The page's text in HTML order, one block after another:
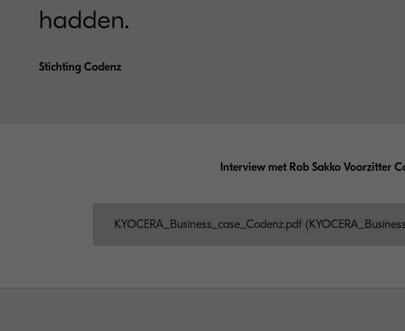
hadden.
Stichting Codenz
Interview met Rob Sakko Voorzitter
KYOCERA_Business_case_Codenz.pdf